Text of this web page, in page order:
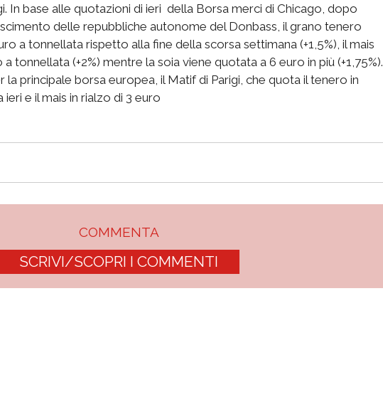
In base alle quotazioni di ieri della Borsa merci di Chicago, dopo
delle repubbliche autonome del Donbass, il grano tenero
a tonnellata rispetto alla fine della scorsa settimana (+1,5%), il mais
tonnellata (+2%) mentre la soia viene quotata a 6 euro in più (+1,75%).
principale borsa europea, il Matif di Parigi, che quota il tenero in
e il mais in rialzo di 3 euro
COMMENTA
SCRIVI/SCOPRI I COMMENTI